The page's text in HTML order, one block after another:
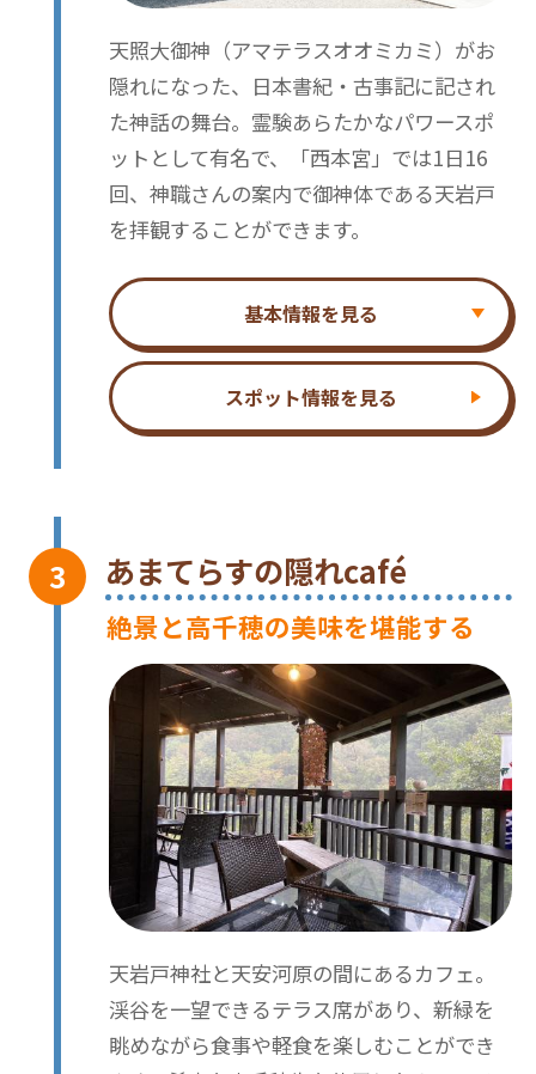
天照大御神（アマテラスオオミカミ）がお
隠れになった、日本書紀・古事記に記され
た神話の舞台。霊験あらたかなパワースポ
ットとして有名で、「西本宮」では1日16
回、神職さんの案内で御神体である天岩戸
を拝観することができます。
基本情報を見る
スポット情報を見る
あまてらすの隠れcafé
絶景と高千穂の美味を堪能する
天岩戸神社と天安河原の間にあるカフェ。
渓谷を一望できるテラス席があり、新緑を
眺めながら食事や軽食を楽しむことができ